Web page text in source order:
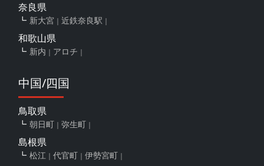
奈良県
新大宮 近鉄奈良駅
和歌山県
新内 アロチ
中国/四国
鳥取県
朝日町 弥生町
島根県
松江 代官町 伊勢宮町